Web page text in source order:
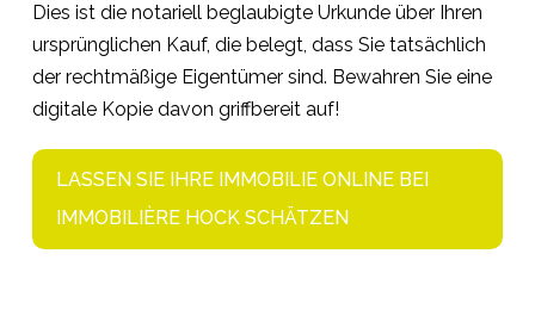
Dies ist die notariell beglaubigte Urkunde über Ihren
ursprünglichen Kauf, die belegt, dass Sie tatsächlich
der rechtmäßige Eigentümer sind. Bewahren Sie eine
digitale Kopie davon griffbereit auf!
LASSEN SIE IHRE IMMOBILIE ONLINE BEI
IMMOBILIÈRE HOCK SCHÄTZEN